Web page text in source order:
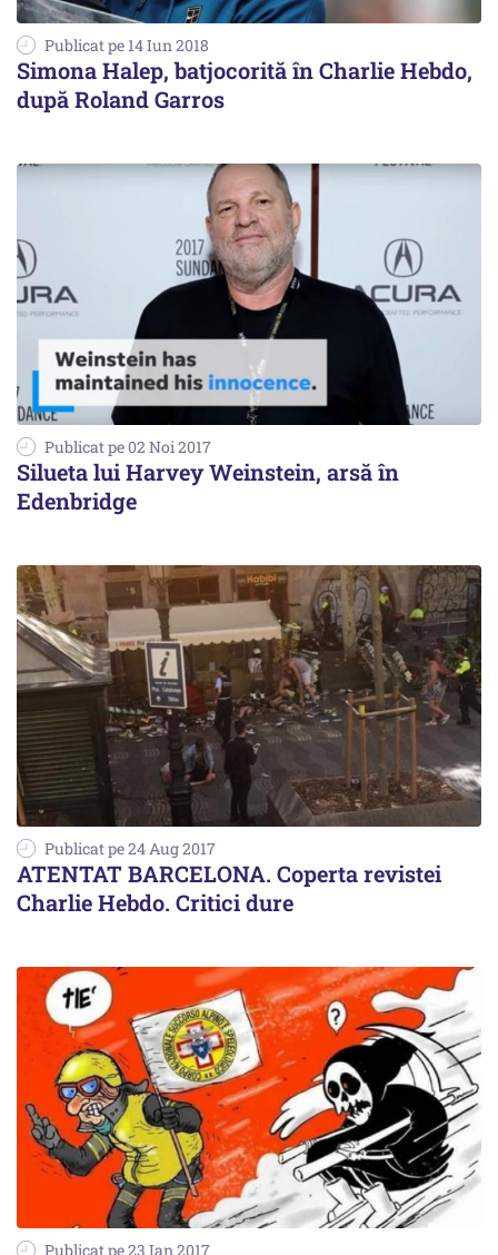
Publicat pe 14 Iun 2018
Simona Halep, batjocorită în Charlie Hebdo,
după Roland Garros
Publicat pe 02 Noi 2017
Silueta lui Harvey Weinstein, arsă în
Edenbridge
Publicat pe 24 Aug 2017
ATENTAT BARCELONA. Coperta revistei
Charlie Hebdo. Critici dure
Publicat pe 23 Ian 2017